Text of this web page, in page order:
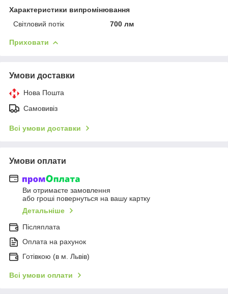
Характеристики випромінювання
Світловий потік
700 лм
Приховати
Умови доставки
Нова Пошта
Самовивіз
Всі умови доставки
Умови оплати
Ви отримаєте замовлення
або гроші повернуться на вашу картку
Детальніше
Післяплата
Оплата на рахунок
Готівкою (в м. Львів)
Всі умови оплати